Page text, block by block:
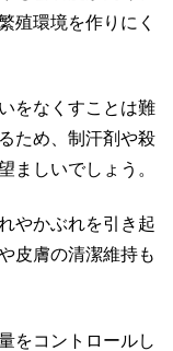
殖環境を作りにく
をなくすことは難
ため、制汗剤や殺
ましいでしょう。
やかぶれを引き起
皮膚の清潔維持も
をコントロールし